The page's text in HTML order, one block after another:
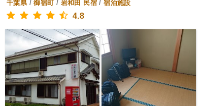
千葉県/御宿町/ 岩和田 民宿 /宿泊施設
4.8